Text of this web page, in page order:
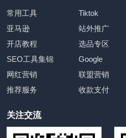
常用工具 Tiktok
亚马逊
站外推广
开店教程
选品专区
SEO工具集锦
Google
网红营销
联盟营销
推荐服务
收款支付
关注交流